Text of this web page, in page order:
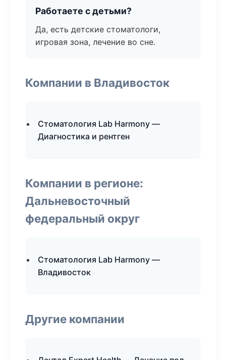
Работаете с детьми?
Да, есть детские стоматологи,
игровая зона, лечение во сне.
Компании в Владивосток
Стоматология Lab Harmony —
Диагностика и рентген
Компании в регионе:
Дальневосточный
федеральный округ
Стоматология Lab Harmony —
Владивосток
Другие компании